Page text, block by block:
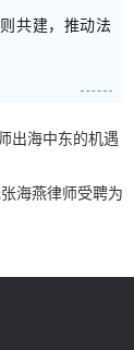
共建，推动法
出海中东的机遇
海燕律师受聘为